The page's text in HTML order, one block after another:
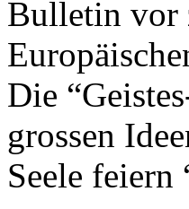
Bulletin vor
Die
grossen
Seele